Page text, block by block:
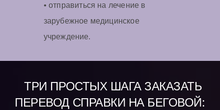
• отправиться на лечение в
зарубежное медицинское
учреждение.
ТРИ ПРОСТЫХ ШАГА ЗАКАЗАТЬ
ПЕРЕВОД СПРАВКИ НА БЕГОВОЙ: